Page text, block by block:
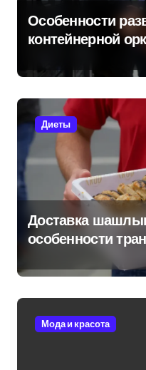
Особенности
контейнерной
Диеты
Доставка
особенности
и сохранения
Мода и красота